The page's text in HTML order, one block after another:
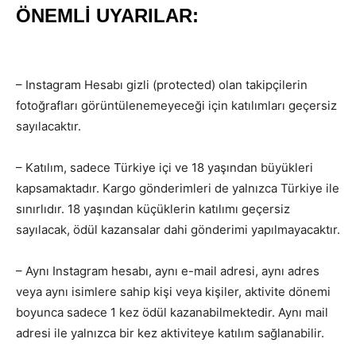
ÖNEMLİ UYARILAR:
– Instagram Hesabı gizli (protected) olan takipçilerin
fotoğrafları görüntülenemeyeceği için katılımları geçersiz
sayılacaktır.
– Katılım, sadece Türkiye içi ve 18 yaşından büyükleri
kapsamaktadır. Kargo gönderimleri de yalnızca Türkiye ile
sınırlıdır. 18 yaşından küçüklerin katılımı geçersiz
sayılacak, ödül kazansalar dahi gönderimi yapılmayacaktır.
– Aynı Instagram hesabı, aynı e-mail adresi, aynı adres
veya aynı isimlere sahip kişi veya kişiler, aktivite dönemi
boyunca sadece 1 kez ödül kazanabilmektedir. Aynı mail
adresi ile yalnızca bir kez aktiviteye katılım sağlanabilir.